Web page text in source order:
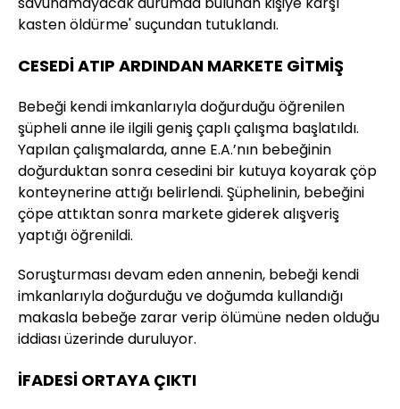
kasten öldürme' suçundan tutuklandı.
CESEDİ ATIP ARDINDAN MARKETE GİTMİŞ
Bebeği kendi imkanlarıyla doğurduğu öğrenilen
şüpheli anne ile ilgili geniş çaplı çalışma başlatıldı.
Yapılan çalışmalarda, anne E.A.’nın bebeğinin
doğurduktan sonra cesedini bir kutuya koyarak çöp
konteynerine attığı belirlendi. Şüphelinin, bebeğini
çöpe attıktan sonra markete giderek alışveriş
yaptığı öğrenildi.
Soruşturması devam eden annenin, bebeği kendi
imkanlarıyla doğurduğu ve doğumda kullandığı
makasla bebeğe zarar verip ölümüne neden olduğu
iddiası üzerinde duruluyor.
İFADESİ ORTAYA ÇIKTI